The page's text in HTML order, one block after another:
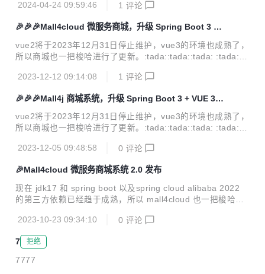
下点登录没反应 4. 购物车页去除控制台报错提示 5. 优化密码
次数 8. 补充分类列表的样式 10. 优化【地址管理】【订单管
理】修复打包语法错误 11. 【分类】图片回显增加地址校验 1
2. 更新优化提示,优化分类图片返回 还有一些其他的依赖更
2024-04-24 09:59:46 1 评论
🎉🎉🎉Mall4cloud 微服务商城，升级 Spring Boot 3 + V
UE 3 啦！
vue2将于2023年12月31日停止维护，vue3的环境也成熟了，
所以商城也一把梭哈进行了更新。:tada::tada::tada: :tada::ta
ript setup>的写法 2. 更换成vite的框架 3. element ui 升级到
面重写 还有一些其他的更新： 1. echarts 升级到 5.4.2 2. tin
ymce-vue 升级到 5.1.0 3. vue-router 升级到 4.2.1 4....
2023-12-12 09:14:08 1 评论
🎉🎉🎉Mall4j 商城系统，升级 Spring Boot 3 + VUE 3
啦！！！
vue2将于2023年12月31日停止维护，vue3的环境也成熟了，
所以商城也一把梭哈进行了更新。:tada::tada::tada: :tada::ta
ript setup>的写法 2. 更换成vite的框架 3. element ui 升级到
面重写 还有一些其他的更新： 1. echarts 升级到 5.4.1 2. tin
ymce 升级到 6.4.1 3. hutool 升级到 5.8.20 4. vue-ro...
2023-12-05 09:48:58 0 评论
🎉Mall4cloud 微服务商城系统 2.0 发布
现在 jdk17 和 spring boot 以及spring cloud alibaba 2022
的第三方依赖已经趋于成熟，所以 mall4cloud 也一把梭哈做
点： 系统由 jdk8 最低要求升级到 jdk17 spring boot 由 2.7.x
升级到 3.1.x javax 升级到 jakarta spring-cloud 2021.0.5 升
级到2022.0.4 spring-cloud-alibaba 升级到2022.0.0.0 dock
erfiler 使用 openjdk17 还...
2023-10-23 09:34:10 0 评论
7 拒绝
7777